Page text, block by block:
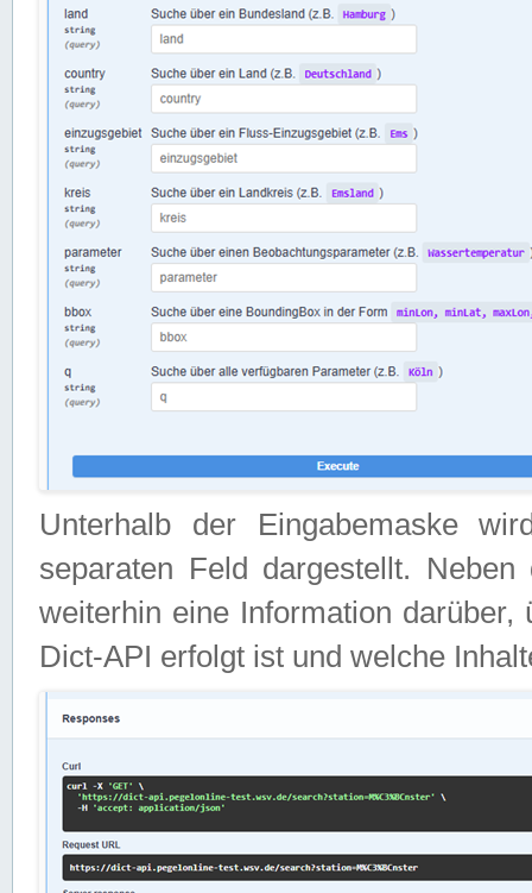
Unterhalb der Eingabemaske
separaten Feld dargestellt.
weiterhin eine Information
Dict-API erfolgt ist und welche